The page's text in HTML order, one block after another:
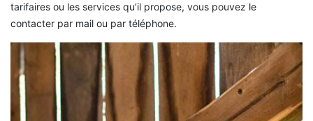
tarifaires ou les services qu’il propose, vous pouvez le
contacter par mail ou par téléphone.